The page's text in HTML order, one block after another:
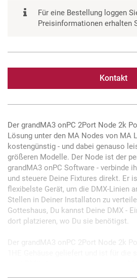
Für eine Bestellung loggen
Preisinformationen erhalten
Kontakt
Der grandMA3 onPC 2Port Node 2k
Lösung unter den MA Nodes von MA
kostengünstig - und dabei genauso
größeren Modelle. Der Node ist der
grandMA3 onPC Software - verbinde
und steuere Deine Fixtures direkt. Er
flexibelste Gerät, um die DMX-Linien
Stellen in Deiner Installaton zu
Gotteshaus, Du kannst Deine DMX -
dort platzieren, wo Du sie benötigst.
Der grandMA3 onPC 2Port Node 2k